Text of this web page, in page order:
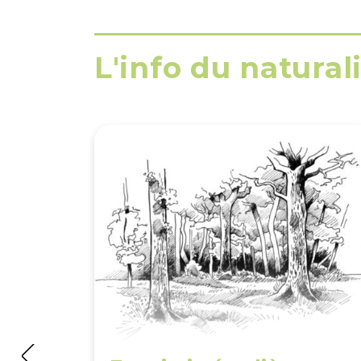
L'info du